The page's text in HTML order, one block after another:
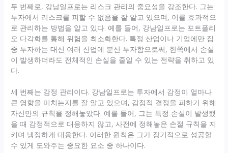
두 번째로, 강남일프로는 리스크 관리의 중요성을 강조한다. 그는
투자에서 리스크를 피할 수 없음을 잘 알고 있으며, 이를 효과적으
로 관리하는 방법을 알고 있다. 예를 들어, 강남일프로는 포트폴리
오 다각화를 통해 위험을 최소화한다. 특정 산업이나 기업에만 집
중 투자하는 대신 여러 산업에 분산 투자함으로써, 한쪽에서 손실
이 발생하더라도 전체적인 손실을 줄일 수 있는 전략을 취하고 있
다.
세 번째는 감정 관리이다. 강남일프로는 투자에서 감정이 얼마나
큰 영향을 미치는지를 잘 알고 있으며, 감정적 결정을 피하기 위해
자신만의 규칙을 정해놓았다. 예를 들어, 그는 특정 손실이 발생했
을 때 감정적으로 대응하지 않고, 사전에 정해놓은 손절 규칙을 지
키며 냉정하게 대응한다. 이러한 원칙은 그가 장기적으로 성공할
수 있게 도와주는 중요한 요소 중 하나이다.